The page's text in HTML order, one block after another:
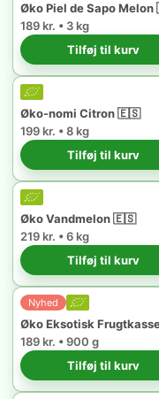
Øko Piel de Sapo
189 kr. • 3 kg
Tilføj til kurv
Øko-nomi Citron 🇪🇸
199 kr. • 8 kg
Tilføj til kurv
Øko Vandmelon 🇪🇸
219 kr. • 6 kg
Tilføj til kurv
Nyhed
189 kr. • 900 g
Tilføj til kurv